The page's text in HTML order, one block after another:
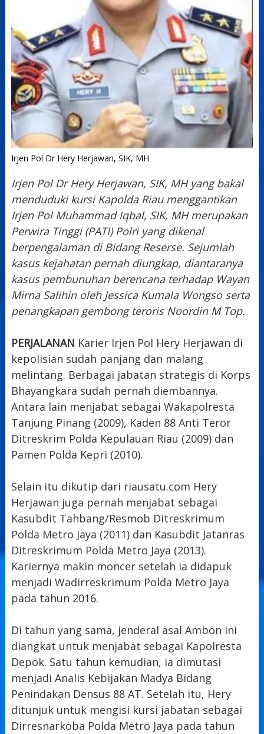
Irjen Pol Dr Hery Herjawan, SIK, MH
Irjen Pol Dr Hery Herjawan, SIK, MH yang bakal
menduduki kursi Kapolda Riau menggantikan
Irjen Pol Muhammad Iqbal, SIK, MH merupakan
Perwira Tinggi (PATI) Polri yang dikenal
berpengalaman di Bidang Reserse. Sejumlah
kasus kejahatan pernah diungkap, diantaranya
kasus pembunuhan berencana terhadap Wayan
Mirna Salihin oleh Jessica Kumala Wongso serta
penangkapan gembong teroris Noordin M Top.
PERJALANAN Karier Irjen Pol Hery Herjawan di
kepolisian sudah panjang dan malang
melintang. Berbagai jabatan strategis di Korps
Bhayangkara sudah pernah diembannya.
Antara lain menjabat sebagai Wakapolresta
Tanjung Pinang (2009), Kaden 88 Anti Teror
Ditreskrim Polda Kepulauan Riau (2009) dan
Pamen Polda Kepri (2010).
Selain itu dikutip dari riausatu.com Hery
Herjawan juga pernah menjabat sebagai
Kasubdit Tahbang/Resmob Ditreskrimum
Polda Metro Jaya (2011) dan Kasubdit Jatanras
Ditreskrimum Polda Metro Jaya (2013).
Kariernya makin moncer setelah ia didapuk
menjadi Wadirreskrimum Polda Metro Jaya
pada tahun 2016.
Di tahun yang sama, jenderal asal Ambon ini
diangkat untuk menjabat sebagai Kapolresta
Depok. Satu tahun kemudian, ia dimutasi
menjadi Analis Kebijakan Madya Bidang
Penindakan Densus 88 AT. Setelah itu, Hery
ditunjuk untuk mengisi kursi jabatan sebagai
Dirresnarkoba Polda Metro Jaya pada tahun